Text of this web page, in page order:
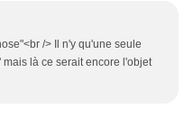
/> Il n'y qu'une seule
là ce serait encore l'objet